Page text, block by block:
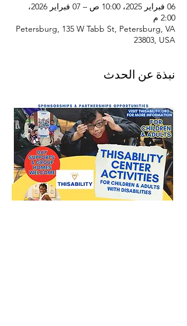
06 فبراير 2025، 10:00 ص – 07 فبراير 2026،
2:00 م
Petersburg, 135 W Tabb St, Petersburg, VA
23803, USA
نبذة عن الحدث